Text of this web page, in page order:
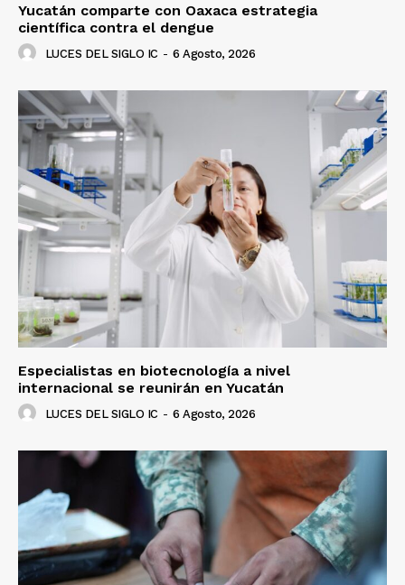
Del Siglo
Yucatán comparte con Oaxaca estrategia
científica contra el dengue
LUCES DEL SIGLO IC - 6 Agosto, 2026
Especialistas en biotecnología a nivel
internacional se reunirán en Yucatán
LUCES DEL SIGLO IC - 6 Agosto, 2026